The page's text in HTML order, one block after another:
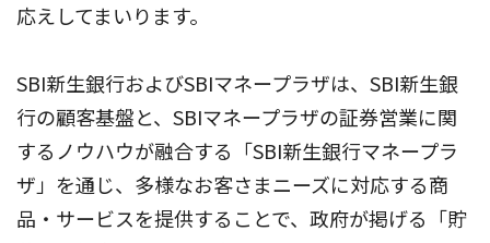
応えしてまいります。
SBI新生銀行およびSBIマネープラザは、SBI新生銀
行の顧客基盤と、SBIマネープラザの証券営業に関
するノウハウが融合する「SBI新生銀行マネープラ
ザ」を通じ、多様なお客さまニーズに対応する商
品・サービスを提供することで、政府が掲げる「貯